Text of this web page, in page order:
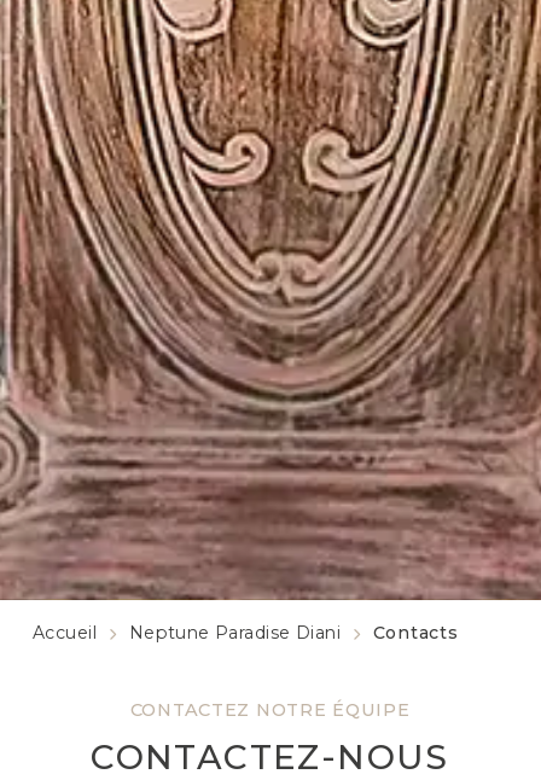
CONTACTEZ NOTRE ÉQUIPE
CONTACTEZ-NOUS
Accueil Neptune Paradise Diani Contacts